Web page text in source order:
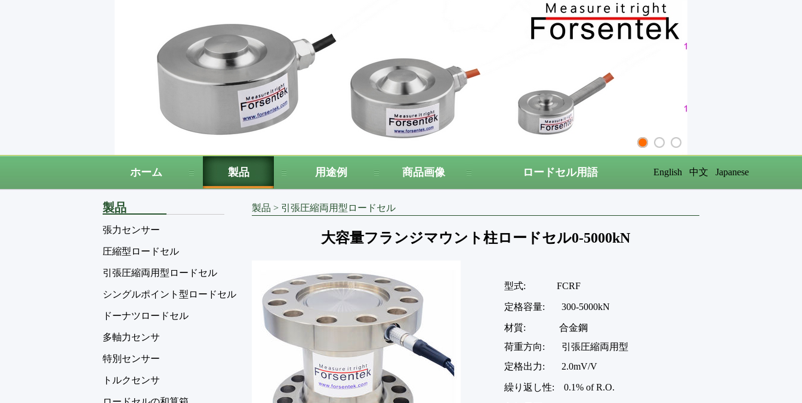
ホーム 製品 用途例 商品画像 ロードセル用語 English 中文 Japanese
製品
張力センサー
圧縮型ロードセル
引張圧縮両用型ロードセル
シングルポイント型ロードセル
ドーナツロードセル
多軸力センサ
特別センサー
トルクセンサ
製品 > 引張圧縮両用型ロードセル
大容量フランジマウント柱ロードセル0-5000kN
型式: FCRF
定格容量: 300-5000kN
材質: 合金鋼
荷重方向: 引張圧縮両用型
定格出力: 2.0mV/V
繰り返し性: 0.1% of R.O.